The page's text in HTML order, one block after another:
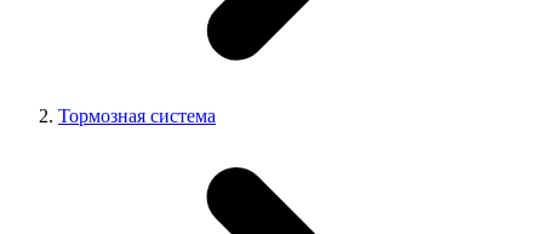
Тормозная система